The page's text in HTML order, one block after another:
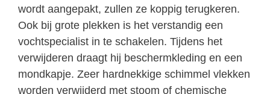
wordt aangepakt, zullen ze koppig terugkeren.
Ook bij grote plekken is het verstandig een
vochtspecialist in te schakelen. Tijdens het
verwijderen draagt hij beschermkleding en een
mondkapje. Zeer hardnekkige schimmel vlekken
worden verwijderd met stoom of chemische